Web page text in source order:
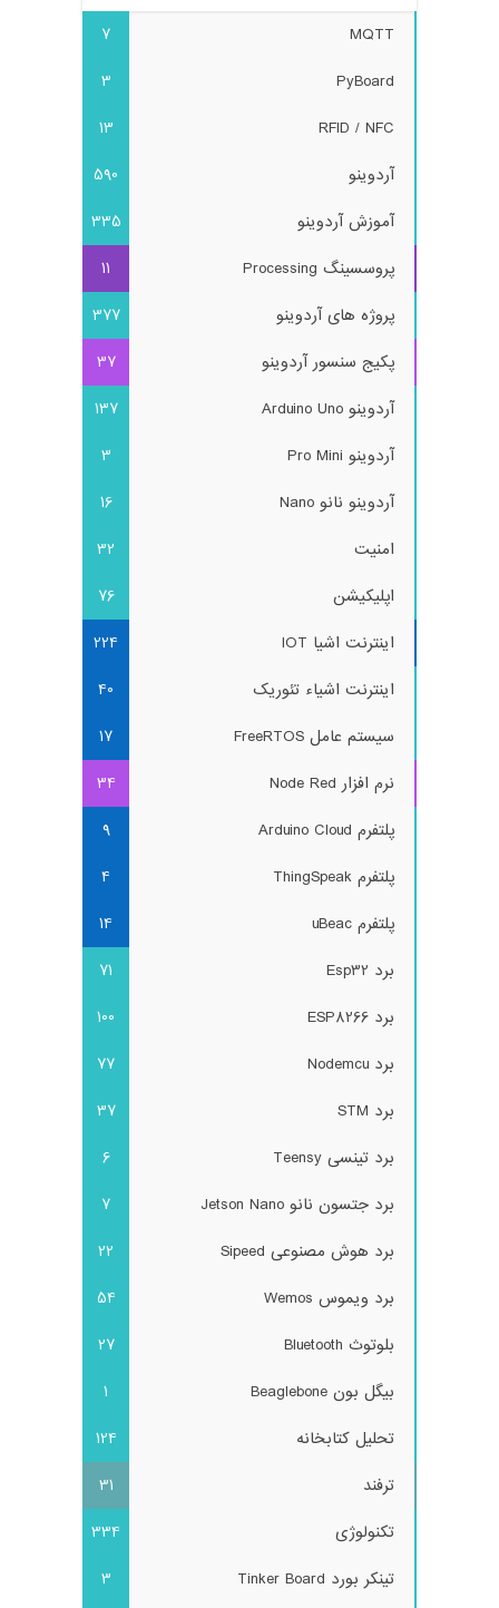
MQTT
7
PyBoard
3
RFID / NFC
13
آردوینو
590
آموزش آردوینو
335
پروسسینگ Processing
11
پروژه های آردوینو
377
پکیج سنسور آردوینو
37
آردوینو Arduino Uno
137
آردوینو Pro Mini
3
آردوینو نانو Nano
16
امنیت
32
اپلیکیشن
76
اینترنت اشیا IOT
224
اینترنت اشیاء تئوریک
40
سیستم عامل FreeRTOS
17
نرم افزار Node Red
34
پلتفرم Arduino Cloud
9
پلتفرم ThingSpeak
4
پلتفرم uBeac
14
برد Esp32
71
برد ESP8266
100
برد Nodemcu
77
برد STM
37
برد تینسی Teensy
6
برد جتسون نانو Jetson Nano
7
برد هوش مصنوعی Sipeed
22
برد ویموس Wemos
54
بلوتوث Bluetooth
27
بیگل بون Beaglebone
1
تحلیل کتابخانه
124
ترفند
31
تکنولوژی
334
تینکر بورد Tinker Board
3